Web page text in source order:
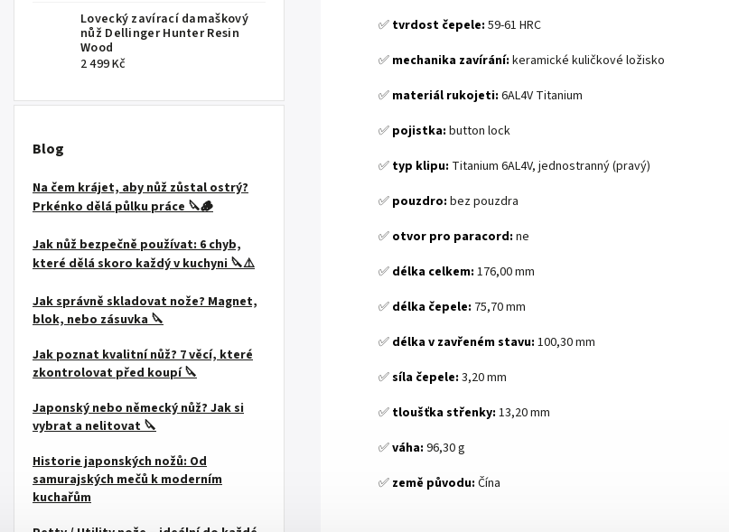
Lovecký zavírací damaškový
nůž Dellinger Hunter Resin
Wood
2 499 Kč
Blog
Na čem krájet, aby nůž zůstal ostrý?
Prkénko dělá půlku práce 🔪🪵
Jak nůž bezpečně používat: 6 chyb,
které dělá skoro každý v kuchyni 🔪⚠️
Jak správně skladovat nože? Magnet,
blok, nebo zásuvka 🔪
Jak poznat kvalitní nůž? 7 věcí, které
zkontrolovat před koupí 🔪
Japonský nebo německý nůž? Jak si
vybrat a nelitovat 🔪
Historie japonských nožů: Od
samurajských mečů k moderním
kuchařům
✅ tvrdost čepele: 59-61 HRC
✅ mechanika zavírání: keramické kuličkové ložisko
✅ materiál rukojeti: 6AL4V Titanium
✅ pojistka: button lock
✅ typ klipu: Titanium 6AL4V, jednostranný (pravý)
✅ pouzdro: bez pouzdra
✅ otvor pro paracord: ne
✅ délka celkem: 176,00 mm
✅ délka čepele: 75,70 mm
✅ délka v zavřeném stavu: 100,30 mm
✅síla čepele: 3,20 mm
✅ tloušťka střenky: 13,20 mm
✅váha: 96,30 g
✅ země původu: Čína